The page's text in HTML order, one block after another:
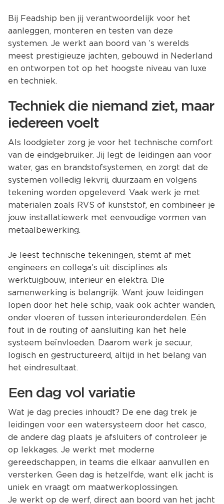
Bij Feadship ben jij verantwoordelijk voor het
aanleggen, monteren en testen van deze
systemen. Je werkt aan boord van ’s werelds
meest prestigieuze jachten, gebouwd in Nederland
en ontworpen tot op het hoogste niveau van luxe
en techniek.
Techniek die niemand ziet, maar
iedereen voelt
Als loodgieter zorg je voor het technische comfort
van de eindgebruiker. Jij legt de leidingen aan voor
water, gas en brandstofsystemen, en zorgt dat de
systemen volledig lekvrij, duurzaam en volgens
tekening worden opgeleverd. Vaak werk je met
materialen zoals RVS of kunststof, en combineer je
jouw installatiewerk met eenvoudige vormen van
metaalbewerking.
Je leest technische tekeningen, stemt af met
engineers en collega’s uit disciplines als
werktuigbouw, interieur en elektra. Die
samenwerking is belangrijk. Want jouw leidingen
lopen door het hele schip, vaak ook achter wanden,
onder vloeren of tussen interieuronderdelen. Eén
fout in de routing of aansluiting kan het hele
systeem beïnvloeden. Daarom werk je secuur,
logisch en gestructureerd, altijd in het belang van
het eindresultaat.
Een dag vol variatie
Wat je dag precies inhoudt? De ene dag trek je
leidingen voor een watersysteem door het casco,
de andere dag plaats je afsluiters of controleer je
op lekkages. Je werkt met moderne
gereedschappen, in teams die elkaar aanvullen en
versterken. Geen dag is hetzelfde, want elk jacht is
uniek en vraagt om maatwerkoplossingen.
Je werkt op de werf, direct aan boord van het jacht